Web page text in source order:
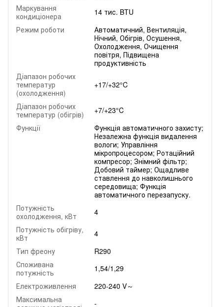
Маркування
кондиціонера
14 тис. BTU
Режим роботи
Автоматичний, Вентиляція,
Нічний, Обігрів, Осушення,
Охолодження, Очищення
повітря, Підвищена
продуктивність
Діапазон робочих
температур
(охолодження)
+17/+32°C
Діапазон робочих
температур (обігрів)
+7/+23°C
Функції
Функція автоматичного захисту;
Незалежна функція видалення
вологи; Управління
мікропроцесором; Ротаційний
компресор; Знімний фільтр;
Добовий таймер; Ощадливе
ставлення до навколишнього
середовища; Функція
автоматичного перезапуску.
Потужність
охолодження, кВт
4
Потужність обігріву,
кВт
4
Тип фреону
R290
Споживана
потужність
1,54/1,29
Електроживлення
220-240 V～
Максимальна
-